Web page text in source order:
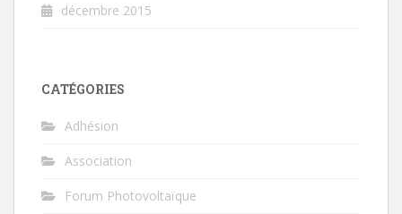
décembre 2015
CATÉGORIES
Adhésion
Association
Forum Photovoltaïque